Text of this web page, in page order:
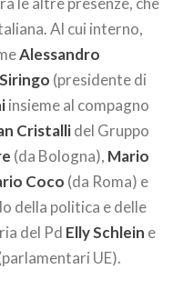
Al cui interno,
Alessandro
(presidente di
insieme al compagno
Cristallidel Gruppo
(da Bologna), Mario
Coco (da Roma) e
della politica e delle
del Pd Elly Schlein e
UE).